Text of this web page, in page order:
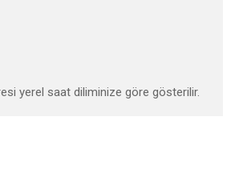
yerel saat diliminize göre gösterilir.